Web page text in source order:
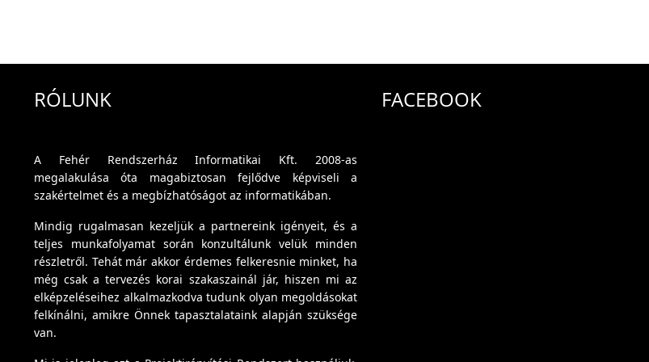
RÓLUNK
A Fehér Rendszerház Informatikai Kft. 2008-as
megalakulása óta magabiztosan fejlődve képviseli a
szakértelmet és a megbízhatóságot az informatikában.
Mindig rugalmasan kezeljük a partnereink igényeit, és a
teljes munkafolyamat során konzultálunk velük minden
részletről. Tehát már akkor érdemes felkeresnie minket, ha
még csak a tervezés korai szakaszainál jár, hiszen mi az
elképzeléseihez alkalmazkodva tudunk olyan megoldásokat
felkínálni, amikre Önnek tapasztalataink alapján szüksége
van.
FACEBOOK